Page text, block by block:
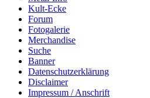
Kult-Ecke
Forum
Fotogalerie
Merchandise
Suche
Banner
Datenschutzerklärung
Disclaimer
Impressum / Anschrift